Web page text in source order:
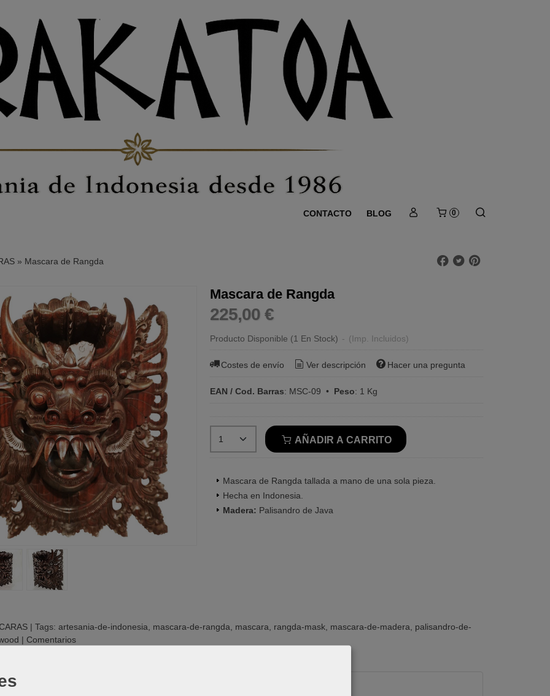
CONTACTO BLOG 0
» Mascara de Rangda
Mascara de Rangda
225,00 €
Producto Disponible (1 En Stock) - (Imp. Incluidos)
Costes de envío Ver descripción Hacer una pregunta
EAN / Cod. Barras: MSC-09 • Peso: 1 Kg
AÑADIR A CARRITO
Mascara de Rangda tallada a mano de una sola pieza.
Hecha en Indonesia.
Madera: Palisandro de Java
| Tags: artesania-de-indonesia mascara-de-rangda mascara rangda-mask mascara-de-madera
palisandro-de-
| Comentarios